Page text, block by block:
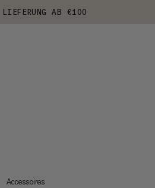
LIEFERUNG AB €100
Accessoires